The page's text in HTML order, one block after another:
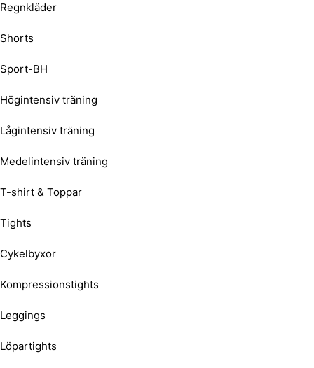
Regnkläder
Shorts
Sport-BH
Högintensiv träning
Lågintensiv träning
Medelintensiv träning
T-shirt & Toppar
Tights
Cykelbyxor
Kompressionstights
Leggings
Löpartights